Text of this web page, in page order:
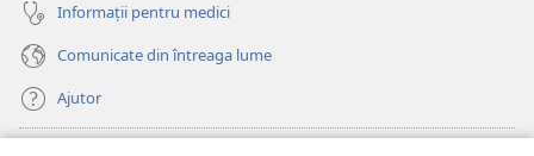
Informații pentru medici
Comunicate din întreaga lume
Ajutor